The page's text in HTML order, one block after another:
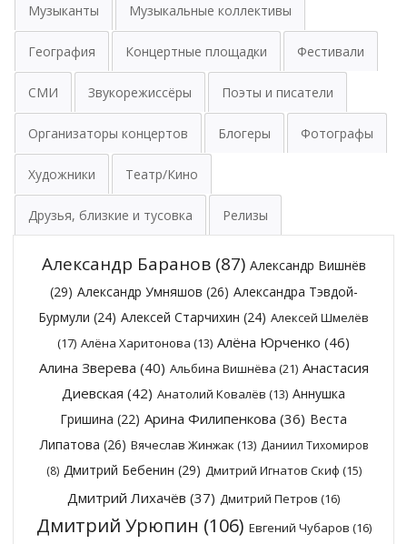
Музыканты Музыкальные коллективы
География Концертные площадки Фестивали
СМИ Звукорежиссёры Поэты и писатели
Организаторы концертов Блогеры Фотографы
Художники Театр/Кино
Друзья, близкие и тусовка Релизы
Александр Баранов(87) Александр Вишнёв
(29) Александр Умняшов (26) Александра Тэвдой-
Бурмули (24) Алексей Старчихин (24) Алексей Шмелёв
(17) Алёна Харитонова (13) Алёна Юрченко (46)
Алина Зверева (40) Альбина Вишнёва (21) Анастасия
Диевская (42) Анатолий Ковалёв (13) Аннушка
Гришина (22) Арина Филипенкова (36) Веста
Липатова (26) Вячеслав Жинжак (13) Даниил Тихомиров
(8) Дмитрий Бебенин (29) Дмитрий Игнатов Скиф (15)
Дмитрий Лихачёв (37) Дмитрий Петров (16)
Дмитрий Урюпин (106) Евгений Чубаров (16)